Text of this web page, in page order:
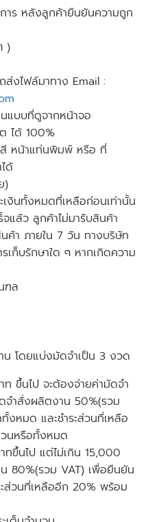
าร หลังลูกค้ายืนยันความถูก
)
ส่งไฟล์มาทาง Email :
แบบที่ดูจากหน้าจอ
ได้ 100%
สี หน้าแท่นพิมพ์ หรือ ที่
ด้
)
งินทั้งหมดที่เหลือก่อนเท่านั้น
แล้ว ลูกค้าไม่มารับสินค้า
ค้า ภายใน 7 วัน ทางบริษัท
ก็บรักษาใด ๆ หากเกิดความ
ฑล
น โดยแบ่งมัดจำเป็น 3 งวด
ขึ้นไป จะต้องจ่ายค่ามัดจำ
จำสั่งผลิตงาน 50%(รวม
งหมด และชำระส่วนที่เหลือ
นหรือทั้งหมด
ขึ้นไป แต่ไม่เกิน 15,000
80%(รวม VAT) เพื่อยืนยัน
ส่วนที่เหลืออีก 20% พร้อม